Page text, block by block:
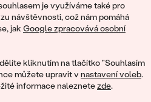
je využíváme také pro
návštěvnosti, což nám pomáhá
jak Google zpracovává osobní
kliknutím na tlačítko "Souhlasím
můžete upravit v nastavení voleb.
informace naleznetezde.